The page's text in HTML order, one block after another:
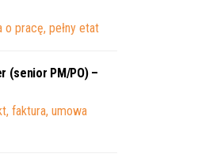
o pracę, pełny etat
(senior PM/PO) –
faktura, umowa